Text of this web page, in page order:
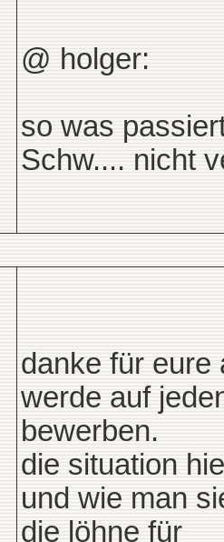
@ holger:
so was
Schw.... nicht
danke für eure
werde auf
bewerben.
die situation
und wie man
die löhne für